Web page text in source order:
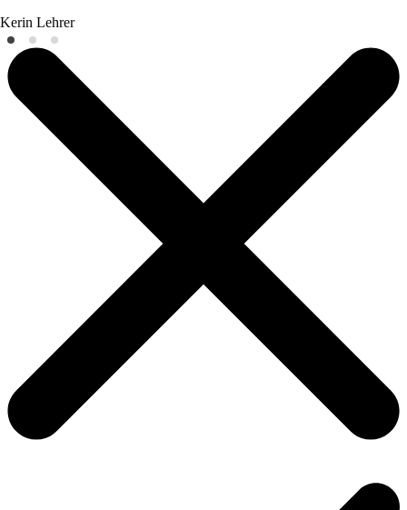
Kerin Lehrer